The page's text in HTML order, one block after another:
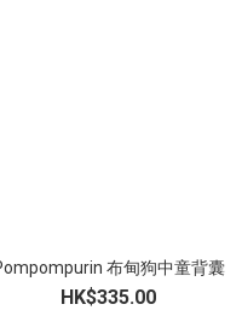
布甸狗中童背囊
HK$335.00